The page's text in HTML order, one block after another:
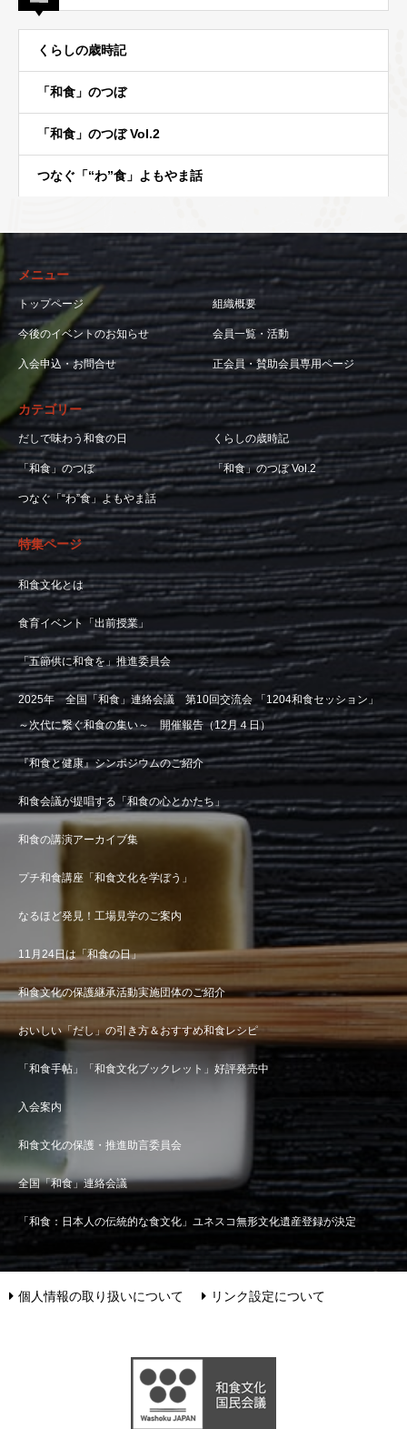
くらしの歳時記
「和食」のつぼ
「和食」のつぼ Vol.2
つなぐ「“わ”食」よもやま話
メニュー
トップページ 組織概要
今後のイベントのお知らせ 会員一覧・活動
入会申込・お問合せ 正会員・賛助会員専用ページ
カテゴリー
だしで味わう和食の日 くらしの歳時記
「和食」のつぼ 「和食」のつぼ Vol.2
つなぐ「“わ”食」よもやま話
特集ページ
和食文化とは
食育イベント「出前授業」
「五節供に和食を」推進委員会
2025年 全国「和食」連絡会議 第10回交流会 「1204和食セッション」
～次代に繋ぐ和食の集い～ 開催報告（12月４日）
『和食と健康』シンポジウムのご紹介
和食会議が提唱する「和食の心とかたち」
和食の講演アーカイブ集
プチ和食講座「和食文化を学ぼう」
なるほど発見！工場見学のご案内
11月24日は「和食の日」
和食文化の保護継承活動実施団体のご紹介
おいしい「だし」の引き方＆おすすめ和食レシピ
「和食手帖」「和食文化ブックレット」好評発売中
入会案内
和食文化の保護・推進助言委員会
全国「和食」連絡会議
「和食：日本人の伝統的な食文化」ユネスコ無形文化遺産登録が決定
個人情報の取り扱いについて リンク設定について